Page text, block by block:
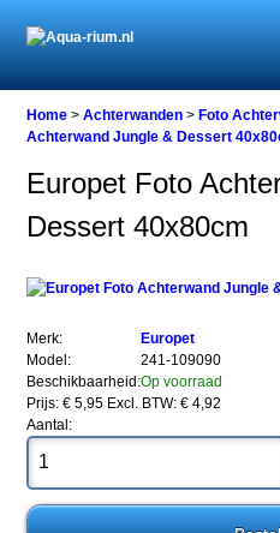
Home
Achterwanden
Foto
Achterwanden
Foto
&
Dessert
40x80cm
Home >Achterwanden >Foto
Achterwand Jungle & Dessert
Europet Foto
Dessert 40x80cm
Merk:
Europet
Model:
241-109090
Beschikbaarheid:Op voorraad
Prijs: € 5,95 Excl. BTW: € 4,92
Aantal: